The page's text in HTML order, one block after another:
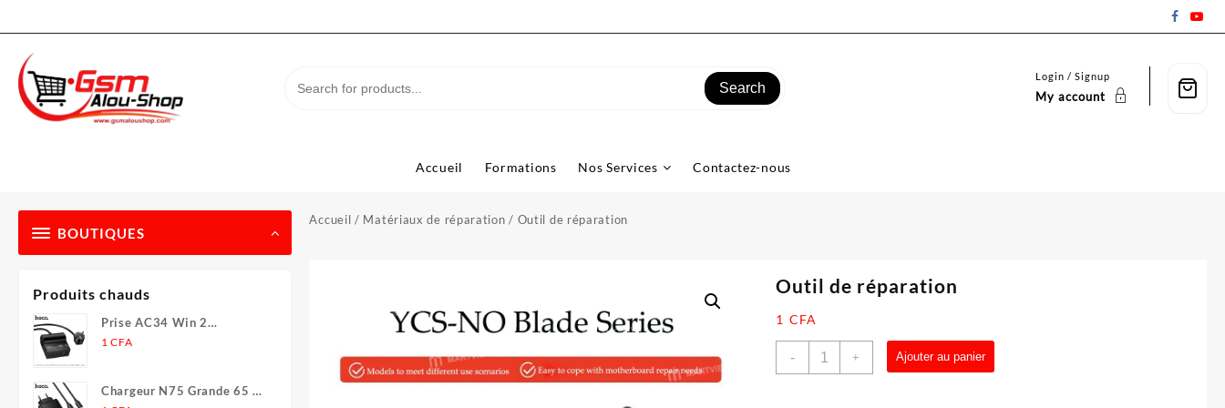
Search
Login / Signup
My account
Accueil Formations Nos Services Contactez-nous
BOUTIQUES
Produits chauds
Prise AC34 Win 2
(PD70W/301/ de bureau)
1CFA
Chargeur N75 Grande 65 W
Accueil / Matériaux de réparation / Outil de réparation
Outil de réparation
1 CFA
-
quantité
+ Ajouter au panier